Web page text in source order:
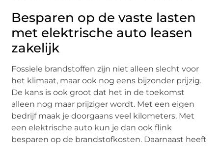
Besparen op de vaste lasten
met elektrische auto leasen
zakelijk
Fossiele brandstoffen zijn niet alleen slecht voor
het klimaat, maar ook nog eens bijzonder prijzig.
De kans is ook groot dat het in de toekomst
alleen nog maar prijziger wordt. Met een eigen
bedrijf maak je doorgaans veel kilometers. Met
een elektrische auto kun je dan ook flink
besparen op de brandstofkosten. Daarnaast heeft